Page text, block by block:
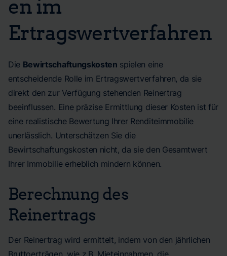
en im
Ertragswertverfahren
Die Bewirtschaftungskosten spielen eine
entscheidende Rolle im Ertragswertverfahren, da sie
direkt den zur Verfügung stehenden Reinertrag
beeinflussen. Eine präzise Ermittlung dieser Kosten ist für
eine realistische Bewertung Ihrer Renditeimmobilie
unerlässlich. Unterschätzen Sie die
Bewirtschaftungskosten nicht, da sie den Gesamtwert
Ihrer Immobilie erheblich mindern können.
Berechnung des
Reinertrags
Der Reinertrag wird ermittelt, indem von den jährlichen
Bruttoerträgen, wie z.B. Mieteinnahmen, die